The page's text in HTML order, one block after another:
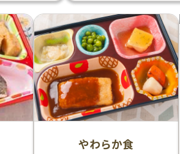
やわらか食